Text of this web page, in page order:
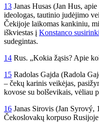
13 Janas Husas (Jan Hus,
ideologas, tautinio judėjimo
Čekijoje laikomas kankiniu,
iškviestas į Konstanco
sudegintas.
14 Rus. „Kokia žąsis? Apie
15 Radolas Gajda (Radola
– čekų karinis veikėjas,
kovose su bolševikais, vėliau
16 Janas Sirovis (Jan Syrový,
Čekoslovakų korpuso